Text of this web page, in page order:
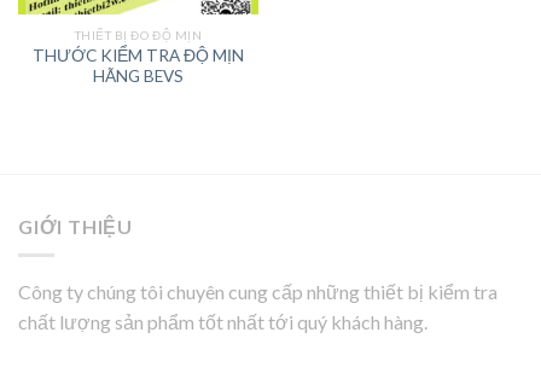
THIẾT BỊ ĐO ĐỘ MỊN
THƯỚC KIỂM TRA ĐỘ MỊN
HÃNG BEVS
GIỚI THIỆU
Công ty chúng tôi chuyên cung cấp những thiết bị kiểm tra
chất lượng sản phẩm tốt nhất tới quý khách hàng.